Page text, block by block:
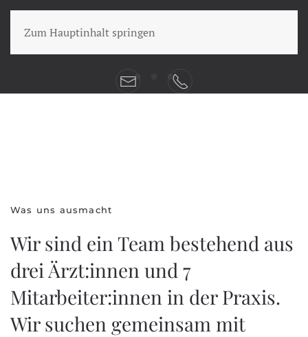
Zum Hauptinhalt springen
Besuchen Sie unsere Praxis
Was uns ausmacht
Wir sind ein Team bestehend aus
drei Ärzt:innen und 7
Mitarbeiter:innen in der Praxis.
Wir suchen gemeinsam mit